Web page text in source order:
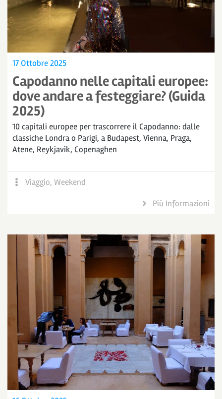
17 Ottobre 2025
Capodanno nelle capitali europee:
dove andare a festeggiare? (Guida
2025)
10 capitali europee per trascorrere il Capodanno: dalle
classiche Londra o Parigi, a Budapest, Vienna, Praga,
Atene, Reykjavik, Copenaghen
Viaggio, Weekend
Più Informazioni